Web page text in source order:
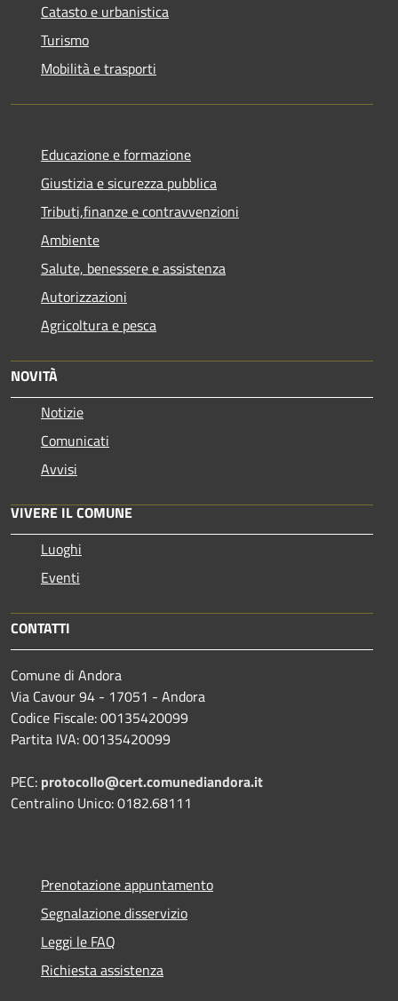
Catasto e urbanistica
Turismo
Mobilità e trasporti
Educazione e formazione
Giustizia e sicurezza pubblica
Tributi,finanze e contravvenzioni
Ambiente
Salute, benessere e assistenza
Autorizzazioni
Agricoltura e pesca
NOVITÀ
Notizie
Comunicati
Avvisi
VIVERE IL COMUNE
Luoghi
Eventi
CONTATTI
Comune di Andora
Via Cavour 94 - 17051 - Andora
Codice Fiscale: 00135420099
Partita IVA: 00135420099
PEC: protocollo@cert.comunediandora.it
Centralino Unico: 0182.68111
Prenotazione appuntamento
Segnalazione disservizio
Leggi le FAQ
Richiesta assistenza